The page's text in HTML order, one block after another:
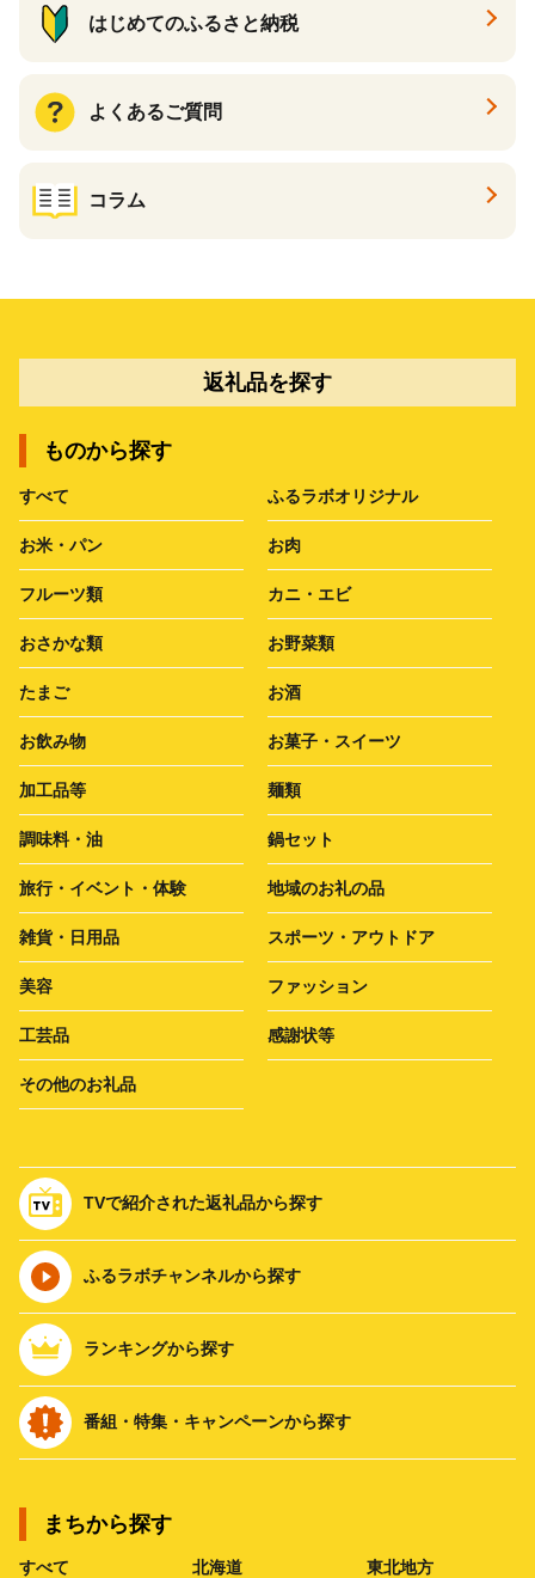
はじめてのふるさと納税
よくあるご質問
コラム
返礼品を探す
ものから探す
すべて ふるラボオリジナル
お米・パン お肉
フルーツ類 カニ・エビ
おさかな類 お野菜類
たまご お酒
お飲み物 お菓子・スイーツ
加工品等 麺類
調味料・油 鍋セット
旅行・イベント・体験 地域のお礼の品
雑貨・日用品 スポーツ・アウトドア
美容 ファッション
工芸品 感謝状等
その他のお礼品
TVで紹介された返礼品から探す
ふるラボチャンネルから探す
ランキングから探す
番組・特集・キャンペーンから探す
まちから探す
すべて 北海道 東北地方